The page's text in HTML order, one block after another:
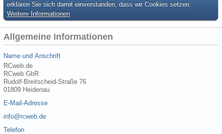
erklären Sie sich damit einverstanden, dass wir Cookies setzen.
Weitere Informationen
Allgemeine Informationen
Name und Anschrift
RCweb.de
RCweb GbR
Rudolf-Breitscheid-Straße 76
01809 Heidenau
E-Mail-Adresse
info@rcweb.de
Telefon